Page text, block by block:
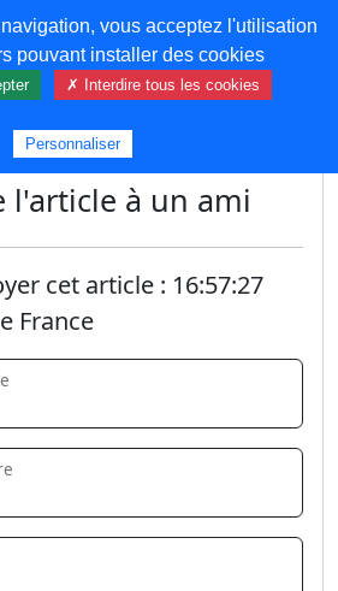
l'article à un ami
cet article : 16:57:27
France
vous acceptez l'utilisation
pouvant installer des cookies
✗ Interdire tous les cookies
Personnaliser